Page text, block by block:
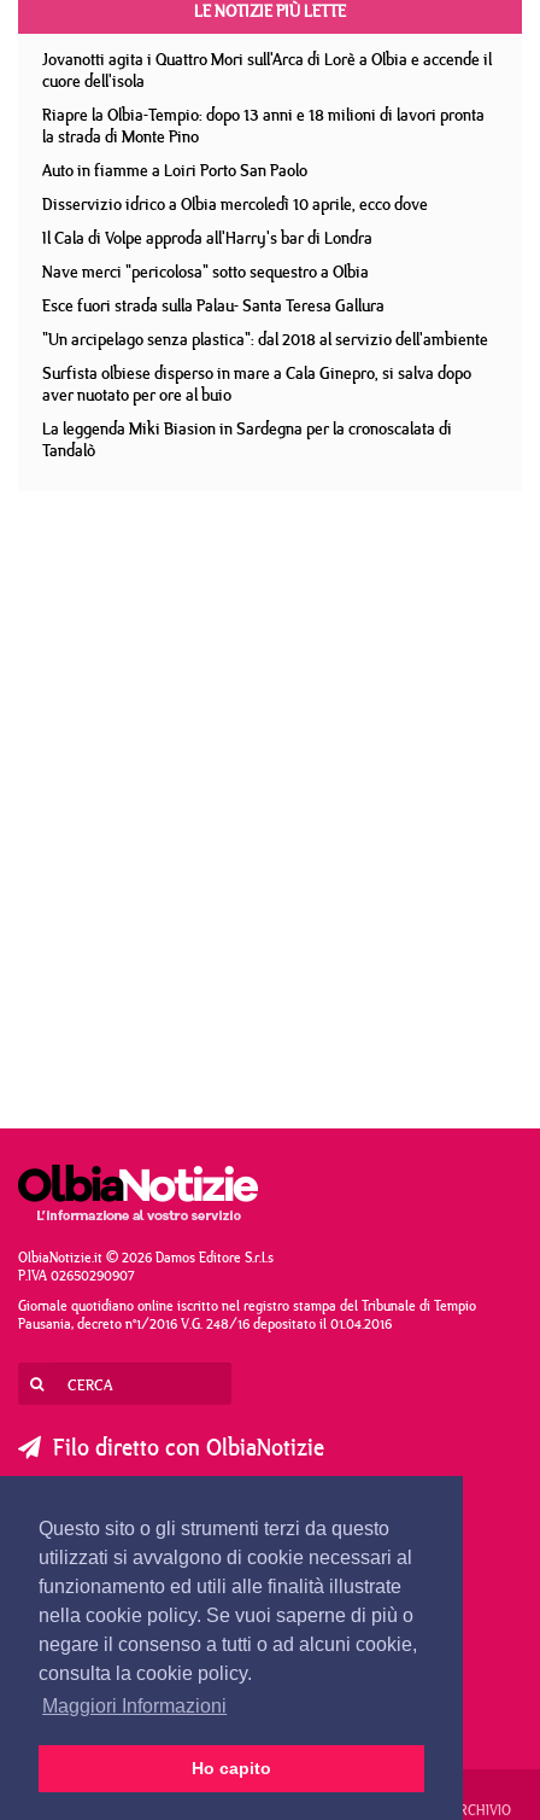
Questo sito o gli strumenti terzi da questo
utilizzati si avvalgono di cookie necessari al
funzionamento ed utili alle finalità illustrate
nella cookie policy. Se vuoi saperne di più o
negare il consenso a tutti o ad alcuni cookie,
consulta la cookie policy.
Maggiori Informazioni
Ho capito
LE NOTIZIE PIÙ LETTE
Jovanotti agita i Quattro Mori sull'Arca di Lorè a Olbia e accende il
cuore dell'isola
Riapre la Olbia-Tempio: dopo 13 anni e 18 milioni di lavori pronta
la strada di Monte Pino
Auto in fiamme a Loiri Porto San Paolo
Disservizio idrico a Olbia mercoledì 10 aprile, ecco dove
Il Cala di Volpe approda all'Harry's bar di Londra
Nave merci "pericolosa" sotto sequestro a Olbia
Esce fuori strada sulla Palau- Santa Teresa Gallura
"Un arcipelago senza plastica": dal 2018 al servizio dell'ambiente
Surfista olbiese disperso in mare a Cala Ginepro, si salva dopo
aver nuotato per ore al buio
La leggenda Miki Biasion in Sardegna per la cronoscalata di
Tandalò
OlbiaNotizie.it © 2026 Damos Editore S.r.l.s
P.IVA 02650290907
Giornale quotidiano online iscritto nel registro stampa del Tribunale di Tempio
Pausania, decreto n°1/2016 V.G. 248/16 depositato il 01.04.2016
Filo diretto con OlbiaNotizie
SEGNALA UNA NOTIZIA
SEGNALA UN EVENTO
redazione@olbianotizie.it
ARCHIVIO